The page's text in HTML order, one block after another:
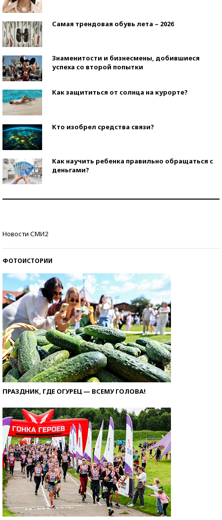
Самая трендовая обувь лета – 2026
Знаменитости и бизнесмены, добившиеся
успеха со второй попытки
Как защититься от солнца на курорте?
Кто изобрел средства связи?
Как научить ребенка правильно обращаться с
деньгами?
Новости СМИ2
ФОТОИСТОРИИ
ПРАЗДНИК, ГДЕ ОГУРЕЦ — ВСЕМУ ГОЛОВА!